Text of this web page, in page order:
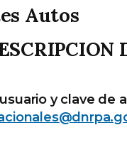
Autos
y clave de